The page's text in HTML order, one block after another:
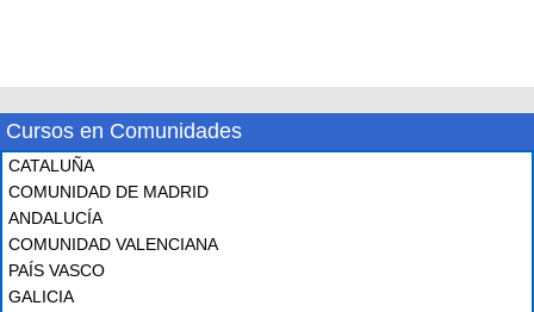
Cursos en Comunidades
CATALUÑA
COMUNIDAD DE MADRID
ANDALUCÍA
COMUNIDAD VALENCIANA
PAÍS VASCO
GALICIA